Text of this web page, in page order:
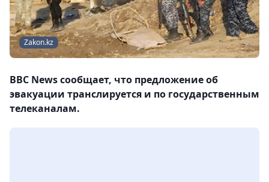
Zakon.kz
BBC News сообщает, что предложение об
эвакуации транслируется и по государственным
телеканалам.